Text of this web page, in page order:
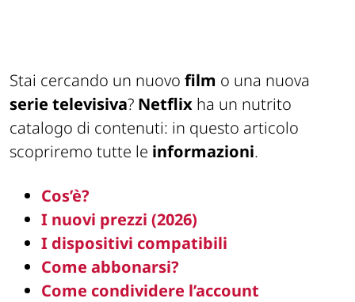
Stai cercando un nuovo film o una nuova
serie televisiva? Netflix ha un nutrito
catalogo di contenuti: in questo articolo
scopriremo tutte le informazioni.
Cos’è?
I nuovi prezzi (2026)
I dispositivi compatibili
Come abbonarsi?
Come condividere l’account